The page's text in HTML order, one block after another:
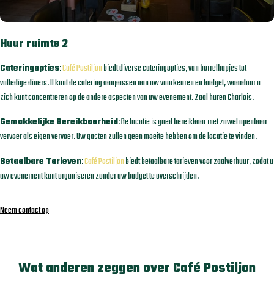
Huur ruimte 2
Cateringopties:Café Postiljonbiedt diverse cateringopties, van borrelhapjes tot
volledige diners. U kunt de catering aanpassen aan uw voorkeuren en budget, waardoor u
zich kunt concentreren op de andere aspecten van uw evenement. Zaal huren Charlois.
Gemakkelijke Bereikbaarheid: De locatie is goed bereikbaar met zowel openbaar
vervoer als eigen vervoer. Uw gasten zullen geen moeite hebben om de locatie te vinden.
Betaalbare Tarieven:Café Postiljonbiedt betaalbare tarieven voor zaalverhuur, zodat u
uw evenement kunt organiseren zonder uw budget te overschrijden.
Neem contact op
Wat anderen zeggen over Café Postiljon